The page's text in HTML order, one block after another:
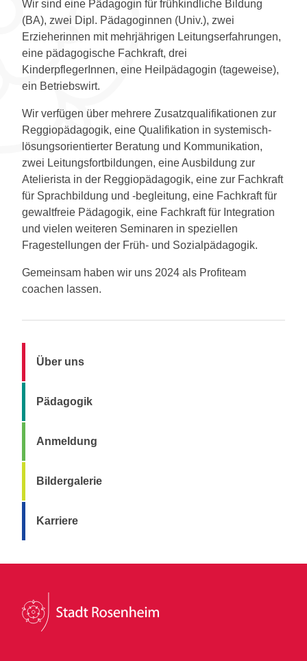
Wir sind eine Pädagogin für frühkindliche Bildung
(BA), zwei Dipl. Pädagoginnen (Univ.), zwei
Erzieherinnen mit mehrjährigen Leitungserfahrungen,
eine pädagogische Fachkraft, drei
KinderpflegerInnen, eine Heilpädagogin (tageweise),
ein Betriebswirt.
Wir verfügen über mehrere Zusatzqualifikationen zur
Reggiopädagogik, eine Qualifikation in systemisch-
lösungsorientierter Beratung und Kommunikation,
zwei Leitungsfortbildungen, eine Ausbildung zur
Atelierista in der Reggiopädagogik, eine zur Fachkraft
für Sprachbildung und -begleitung, eine Fachkraft für
gewaltfreie Pädagogik, eine Fachkraft für Integration
und vielen weiteren Seminaren in speziellen
Fragestellungen der Früh- und Sozialpädagogik.
Gemeinsam haben wir uns 2024 als Profiteam
coachen lassen.
Über uns
Pädagogik
Anmeldung
Bildergalerie
Karriere